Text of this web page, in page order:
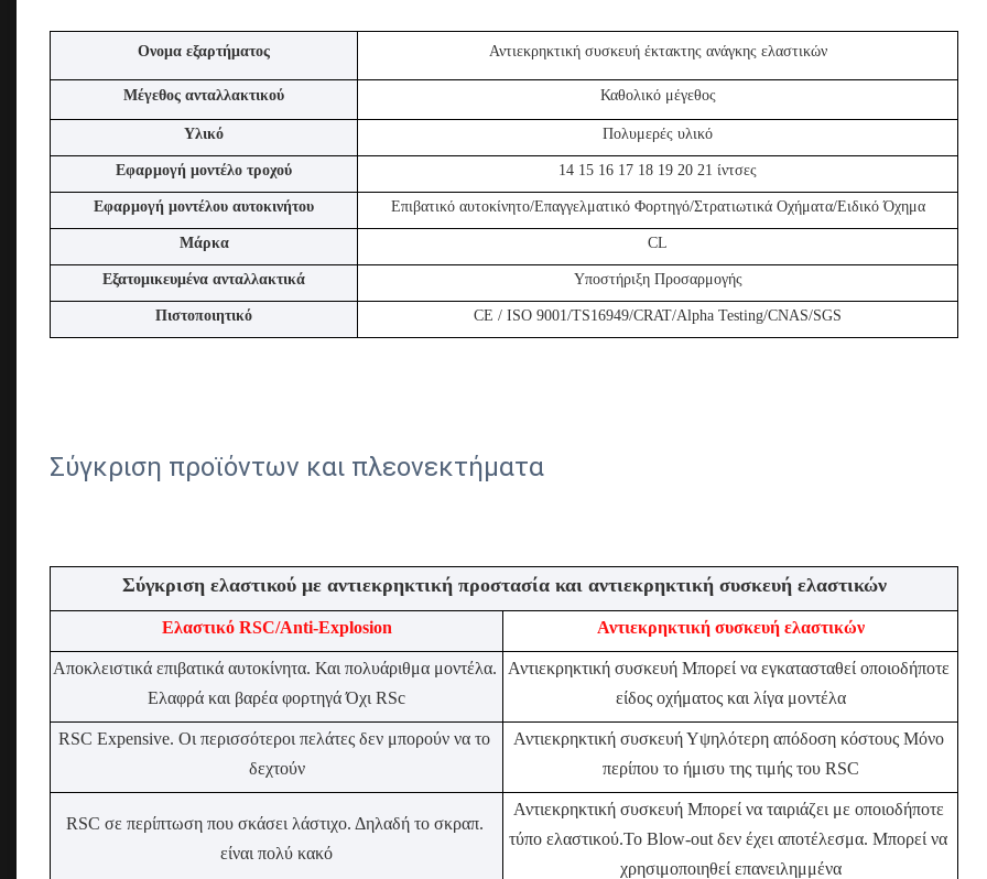
Ονομα εξαρτήματος Αντιεκρηκτική συσκευή έκτακτης ανάγκης ελαστικών
Μέγεθος ανταλλακτικού Καθολικό μέγεθος
Υλικό Πολυμερές υλικό
Εφαρμογή μοντέλο τροχού 14 15 16 17 18 19 20 21 ίντσες
Εφαρμογή μοντέλου αυτοκινήτου Επιβατικό αυτοκίνητο/Επαγγελματικό Φορτηγό/Στρατιωτικά Οχήματα/Ειδικό Όχημα
Μάρκα CL
Εξατομικευμένα ανταλλακτικά Υποστήριξη Προσαρμογής
Πιστοποιητικό CE / ISO 9001/TS16949/CRAT/Alpha Testing/CNAS/SGS
Σύγκριση προϊόντων και πλεονεκτήματα
Σύγκριση ελαστικού με αντιεκρηκτική προστασία και αντιεκρηκτική συσκευή ελαστικών
Ελαστικό RSC/Anti-Explosion Αντιεκρηκτική συσκευή ελαστικών
Αποκλειστικά επιβατικά αυτοκίνητα. Και πολυάριθμα μοντέλα.
Ελαφρά και βαρέα φορτηγά Όχι RSc
Αντιεκρηκτική συσκευή Μπορεί να εγκατασταθεί οποιοδήποτε
είδος οχήματος και λίγα μοντέλα
RSC Expensive. Οι περισσότεροι πελάτες δεν μπορούν να το
δεχτούν
Αντιεκρηκτική συσκευή Υψηλότερη απόδοση κόστους Μόνο
περίπου το ήμισυ της τιμής του RSC
RSC σε περίπτωση που σκάσει λάστιχο. Δηλαδή το σκραπ.
είναι πολύ κακό
Αντιεκρηκτική συσκευή Μπορεί να ταιριάζει με οποιοδήποτε
τύπο ελαστικού.Το Blow-out δεν έχει αποτέλεσμα. Μπορεί να
χρησιμοποιηθεί επανειλημμένα